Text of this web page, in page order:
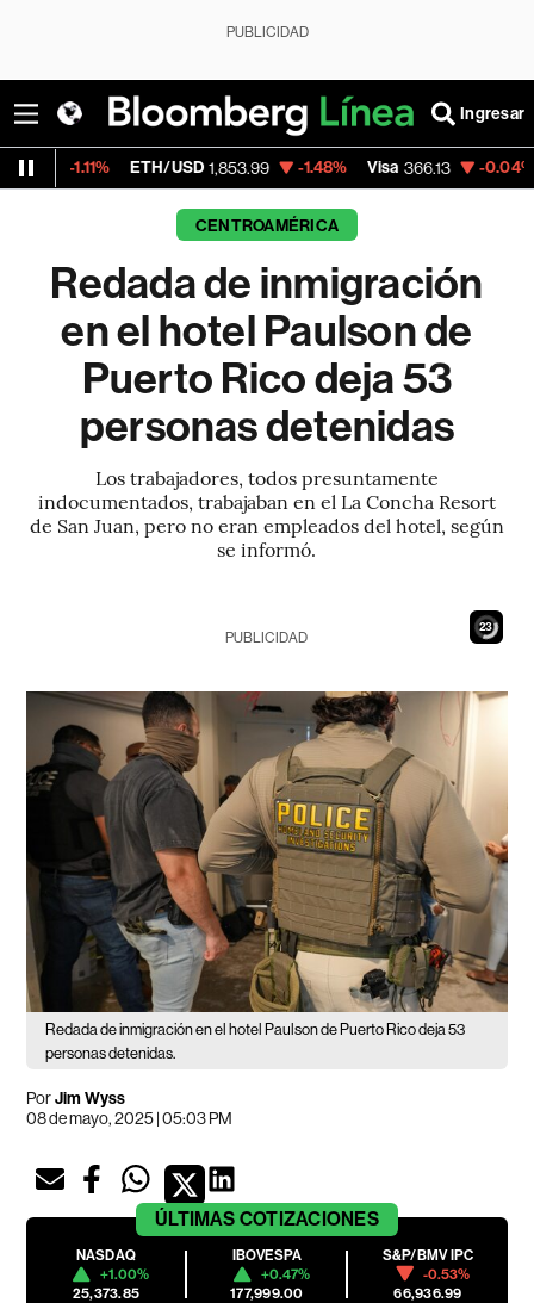
PUBLICIDAD
Ingresar
ETH/USD 1,853.99 -1.48% Visa 366.13 -0.04%
CENTROAMÉRICA
Redada de inmigración
en el hotel Paulson de
Puerto Rico deja 53
personas detenidas
Los trabajadores, todos presuntamente
indocumentados, trabajaban en el La Concha Resort
de San Juan, pero no eran empleados del hotel, según
se informó.
21
PUBLICIDAD
Redada de inmigración en el hotel Paulson de Puerto Rico deja 53
personas detenidas.
PorJim Wyss
08 de mayo, 2025 | 05:03 PM
ÚLTIMAS COTIZACIONES
NASDAQ
+1.00%
25,373.85
IBOVESPA
+0.47%
177,999.00
S&P/BMV IPC
-0.53%
66,936.99